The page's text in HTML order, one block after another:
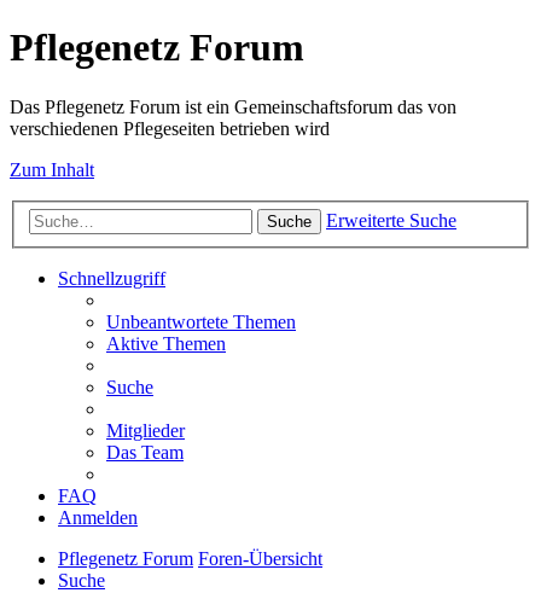
Pflegenetz Forum
Das Pflegenetz Forum ist ein Gemeinschaftsforum das von
verschiedenen Pflegeseiten betrieben wird
Zum Inhalt
Suche Erweiterte Suche
Schnellzugriff
Unbeantwortete Themen
Aktive Themen
Suche
Mitglieder
Das Team
FAQ
Anmelden
Pflegenetz Forum Foren-Übersicht
Suche